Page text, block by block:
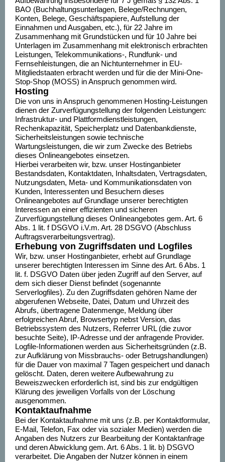
BAO (Buchhaltungsunterlagen, Belege/Rechnungen,
Konten, Belege, Geschäftspapiere, Aufstellung der
Einnahmen und Ausgaben, etc.), für 22 Jahre im
Zusammenhang mit Grundstücken und für 10 Jahre bei
Unterlagen im Zusammenhang mit elektronisch erbrachten
Leistungen, Telekommunikations-, Rundfunk- und
Fernsehleistungen, die an Nichtunternehmer in EU-
Mitgliedstaaten erbracht werden und für die der Mini-One-
Stop-Shop (MOSS) in Anspruch genommen wird.
Hosting
Die von uns in Anspruch genommenen Hosting-Leistungen
dienen der Zurverfügungstellung der folgenden Leistungen:
Infrastruktur- und Plattformdienstleistungen,
Rechenkapazität, Speicherplatz und Datenbankdienste,
Sicherheitsleistungen sowie technische
Wartungsleistungen, die wir zum Zwecke des Betriebs
dieses Onlineangebotes einsetzen.
Hierbei verarbeiten wir, bzw. unser Hostinganbieter
Bestandsdaten, Kontaktdaten, Inhaltsdaten, Vertragsdaten,
Nutzungsdaten, Meta- und Kommunikationsdaten von
Kunden, Interessenten und Besuchern dieses
Onlineangebotes auf Grundlage unserer berechtigten
Interessen an einer effizienten und sicheren
Zurverfügungstellung dieses Onlineangebotes gem. Art. 6
Abs. 1 lit. f DSGVO i.V.m. Art. 28 DSGVO (Abschluss
Auftragsverarbeitungsvertrag).
Erhebung von Zugriffsdaten und Logfiles
Wir, bzw. unser Hostinganbieter, erhebt auf Grundlage
unserer berechtigten Interessen im Sinne des Art. 6 Abs. 1
lit. f. DSGVO Daten über jeden Zugriff auf den Server, auf
dem sich dieser Dienst befindet (sogenannte
Serverlogfiles). Zu den Zugriffsdaten gehören Name der
abgerufenen Webseite, Datei, Datum und Uhrzeit des
Abrufs, übertragene Datenmenge, Meldung über
erfolgreichen Abruf, Browsertyp nebst Version, das
Betriebssystem des Nutzers, Referrer URL (die zuvor
besuchte Seite), IP-Adresse und der anfragende Provider.
Logfile-Informationen werden aus Sicherheitsgründen (z.B.
zur Aufklärung von Missbrauchs- oder Betrugshandlungen)
für die Dauer von maximal 7 Tagen gespeichert und danach
gelöscht. Daten, deren weitere Aufbewahrung zu
Beweiszwecken erforderlich ist, sind bis zur endgültigen
Klärung des jeweiligen Vorfalls von der Löschung
ausgenommen.
Kontaktaufnahme
Bei der Kontaktaufnahme mit uns (z.B. per Kontaktformular,
E-Mail, Telefon, Fax oder via sozialer Medien) werden die
Angaben des Nutzers zur Bearbeitung der Kontaktanfrage
und deren Abwicklung gem. Art. 6 Abs. 1 lit. b) DSGVO
verarbeitet. Die Angaben der Nutzer können in einem